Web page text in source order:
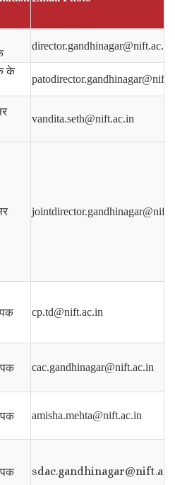
director.gandhinagar@nift.ac.in
के
vandita.seth@nift.ac.in
cp.td@nift.ac.in
cac.gandhinagar@nift.ac.in
amisha.mehta@nift.ac.in